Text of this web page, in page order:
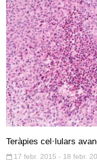
Teràpies cel·lulars
17 febr. 2015 - 18 febr.